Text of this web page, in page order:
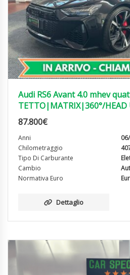
Audi RS6 Avant 4.0 mhev
TETTO|MATRIX|360°/HEAD
87.800€
Anni
Chilometraggio
Tipo Di Carburante
Cambio
Normativa Euro
Dettaglio